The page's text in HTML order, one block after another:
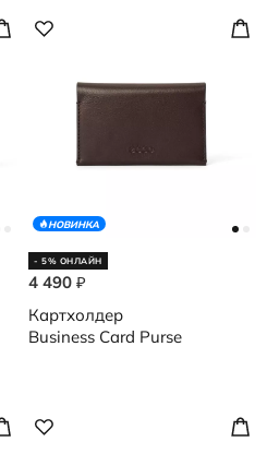
НОВИНКА
- 5% ОНЛАЙН
4 490 ₽
Картхолдер
Business Card Purse